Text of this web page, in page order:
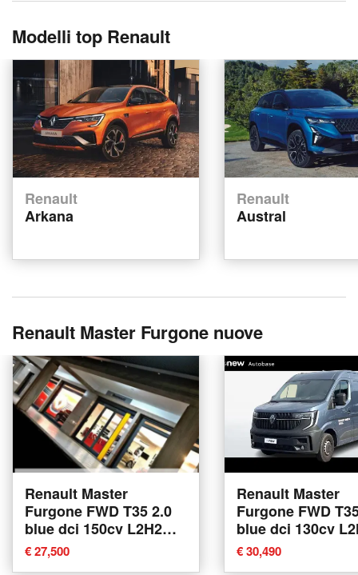
Modelli top Renault
Renault
Arkana
Renault
Austral
Renault Master Furgone nuove
Renault Master
Furgone FWD T35 2.0
blue dci 150cv L2H2
EVIE nuova a Gioia
Tauro
€ 27,500
Renault Master
Furgone FWD
blue dci 130cv
nuova a
€ 30,490